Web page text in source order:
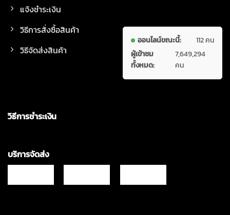
แจ้งชำระเงิน
วิธีการสั่งซื้อสินค้า
วิธีจัดส่งสินค้า
ออนไลน์ขณะนี้:
112 คน
ผู้เข้าชม
ทั้งหมด:
7,649,294
คน
วิธีการชำระเงิน
บริการจัดส่ง